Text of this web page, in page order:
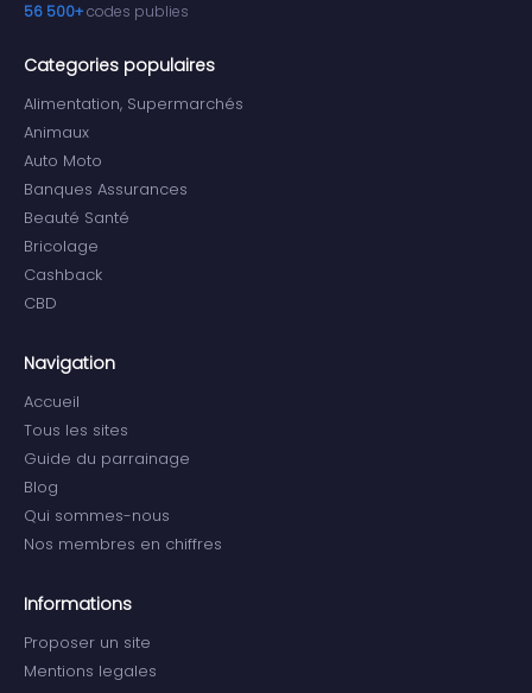
56 500+codes publies
Categories populaires
Alimentation, Supermarchés
Animaux
Auto Moto
Banques Assurances
Beauté Santé
Bricolage
Cashback
CBD
Navigation
Accueil
Tous les sites
Guide du parrainage
Blog
Qui sommes-nous
Nos membres en chiffres
Informations
Proposer un site
Mentions legales